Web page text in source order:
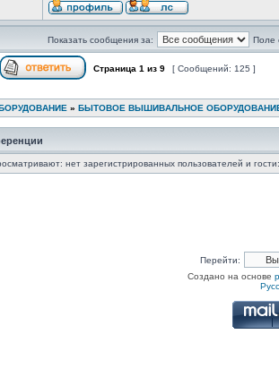
Показать сообщения за: Поле
Страница 1 из 9 [ Сообщений: 125 ]
» БЫТОВОЕ ВЫШИВАЛЬНОЕ
нет зарегистрированных пользователей и
Перейти:
Создано на основе